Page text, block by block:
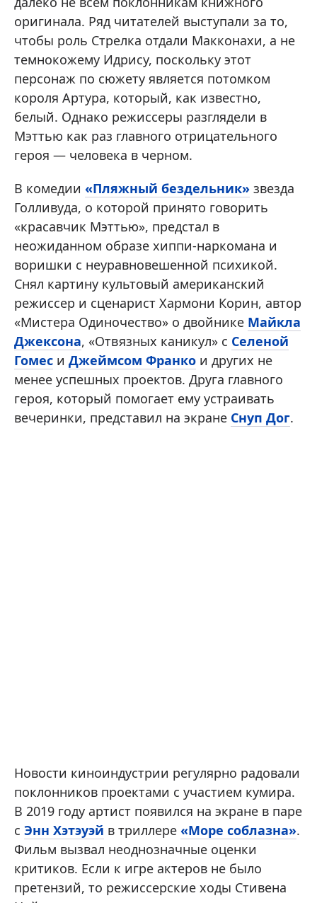
оригинала. Ряд читателей выступали за то,
чтобы роль Стрелка отдали Макконахи, а не
темнокожему Идрису, поскольку этот
персонаж по сюжету является потомком
короля Артура, который, как известно,
белый. Однако режиссеры разглядели в
Мэттью как раз главного отрицательного
героя — человека в черном.
В комедии «Пляжный бездельник» звезда
Голливуда, о которой принято говорить
«красавчик Мэттью», предстал в
неожиданном образе хиппи-наркомана и
воришки с неуравновешенной психикой.
Снял картину культовый американский
режиссер и сценарист Хармони Корин, автор
«Мистера Одиночество» о двойнике Майкла
Джексона, «Отвязных каникул» с Селеной
Гомес и Джеймсом Франко и других не
менее успешных проектов. Друга главного
героя, который помогает ему устраивать
вечеринки, представил на экране Снуп Дог.
Новости киноиндустрии регулярно радовали
поклонников проектами с участием кумира.
В 2019 году артист появился на экране в паре
с Энн Хэтэуэй в триллере «Море соблазна».
Фильм вызвал неоднозначные оценки
критиков. Если к игре актеров не было
претензий, то режиссерские ходы Стивена